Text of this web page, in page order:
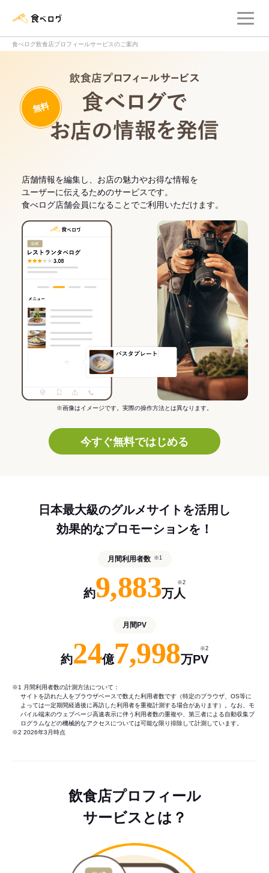
食べログ飲食店プロフィールサービスのご案内
無料
店舗情報を編集し、お店の魅力やお得な情報を
ユーザーに伝えるためのサービスです。
食べログ店舗会員になることでご利用いただけます。
※画像はイメージです。実際の操作方法とは異なります。
今すぐ無料ではじめる
日本最大級のグルメサイトを活用し
効果的なプロモーションを！
月間利用者数 ※1
約9,883万人
※2
月間PV
約24億7,998万PV
※2
※1 月間利用者数の計測方法について：
サイトを訪れた人をブラウザベースで数えた利用者数です（特定のブラウザ、OS等に
よっては一定期間経過後に再訪した利用者を重複計測する場合があります）。なお、モ
バイル端末のウェブページ高速表示に伴う利用者数の重複や、第三者による自動収集プ
ログラムなどの機械的なアクセスについては可能な限り排除して計測しています。
※2 2026年3月時点
飲食店プロフィール
サービスとは？